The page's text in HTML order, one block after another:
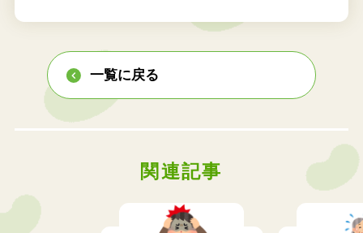
一覧に戻る
関連記事